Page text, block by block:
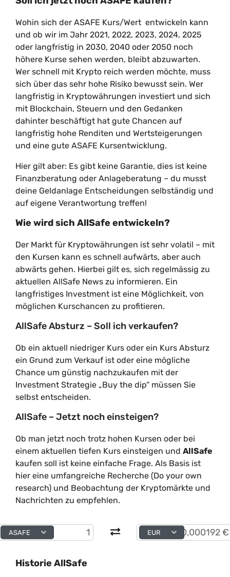
Wohin sich der ASAFE Kurs/Wert entwickeln kann
und ob wir im Jahr 2021, 2022, 2023, 2024, 2025
oder langfristig in 2030, 2040 oder 2050 noch
höhere Kurse sehen werden, bleibt abzuwarten.
Wer schnell mit Krypto reich werden möchte, muss
sich über das sehr hohe Risiko bewusst sein. Wer
langfristig in Kryptowährungen investiert und sich
mit Blockchain, Steuern und den Gedanken
dahinter beschäftigt hat gute Chancen auf
langfristig hohe Renditen und Wertsteigerungen
und eine gute ASAFE Kursentwicklung.
Hier gilt aber: Es gibt keine Garantie, dies ist keine
Finanzberatung oder Anlageberatung – du musst
deine Geldanlage Entscheidungen selbständig und
auf eigene Verantwortung treffen!
Wie wird sich AllSafe entwickeln?
Der Markt für Kryptowährungen ist sehr volatil – mit
den Kursen kann es schnell aufwärts, aber auch
abwärts gehen. Hierbei gilt es, sich regelmässig zu
aktuellen AllSafe News zu informieren. Ein
langfristiges Investment ist eine Möglichkeit, von
möglichen Kurschancen zu profitieren.
AllSafe Absturz – Soll ich verkaufen?
Ob ein aktuell niedriger Kurs oder ein Kurs Absturz
ein Grund zum Verkauf ist oder eine mögliche
Chance um günstig nachzukaufen mit der
Investment Strategie „Buy the dip“ müssen Sie
selbst entscheiden.
AllSafe – Jetzt noch einsteigen?
Ob man jetzt noch trotz hohen Kursen oder bei
einem aktuellen tiefen Kurs einsteigen und AllSafe
kaufen soll ist keine einfache Frage. Als Basis ist
hier eine umfangreiche Recherche (Do your own
research) und Beobachtung der Kryptomärkte und
Nachrichten zu empfehlen.
ASAFE EUR
Historie AllSafe